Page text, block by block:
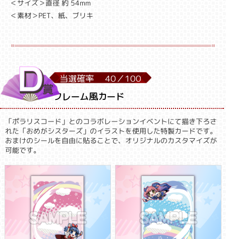
＜サイズ＞直径 約 54mm
＜素材＞PET、紙、ブリキ
当選確率 40／100
フレーム風カード
「ポラリスコード」とのコラボレーションイベントにて描き下ろさ
れた「おめがシスターズ」のイラストを使用した特製カードです。
おまけのシールを自由に貼ることで、オリジナルのカスタマイズが
可能です。